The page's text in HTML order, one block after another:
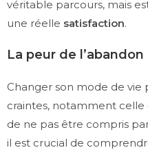
véritable parcours, mais
une réelle satisfaction.
La peur de l’abandon
Changer son mode de vie
craintes, notamment
de ne pas être compris
il est crucial de